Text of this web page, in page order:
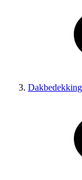
Dakbedekking